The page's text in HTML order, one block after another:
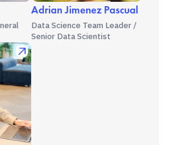
Adrian Jimenez Pascual
Data Science Team Leader /
Senior Data Scientist